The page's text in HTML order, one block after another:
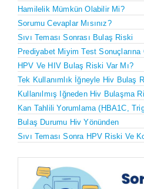
Hamilelik Mümkün Olabilir Mi?
Sorumu Cevaplar Mısınız?
Sıvı Teması Sonrası Bulaş Riski
Prediyabet Miyim Test Sonuçlarına
HPV Ve HIV Bulaş Riski Var Mı?
Tek Kullanımlık İğneyle Hiv Bulaş
Kullanılmış Iğneden Hiv Bulaşma
Kan Tahlili Yorumlama (HBA1C,
Bulaş Durumu Hiv Yönünden
Sıvı Teması Sonra HPV Riski Ve